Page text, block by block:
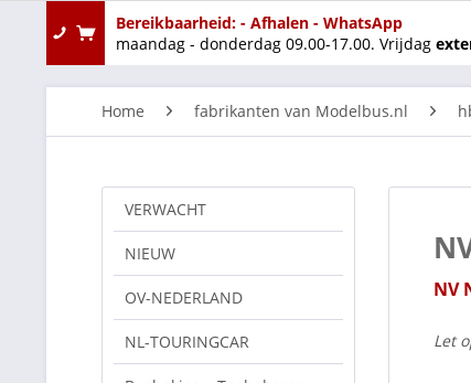
Link naar het contactformulier
Bereikbaarheid: - Afhalen - WhatsApp
maandag - donderdag 09.00-17.00. Vrijdag
Home fabrikanten van Modelbus.nl
VERWACHT
NIEUW
OV-NEDERLAND
NL-TOURINGCAR
NV
Let